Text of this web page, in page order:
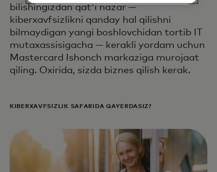
bilishingizdan qat'i nazar —
kiberxavfsizlikni qanday hal qilishni
bilmaydigan yangi boshlovchidan tortib IT
mutaxassisigacha — kerakli yordam uchun
Mastercard Ishonch markaziga murojaat
qiling. Oxirida, sizda biznes qilish kerak.
KIBERXAVFSIZLIK SAFARIDA QAYERDASIZ?